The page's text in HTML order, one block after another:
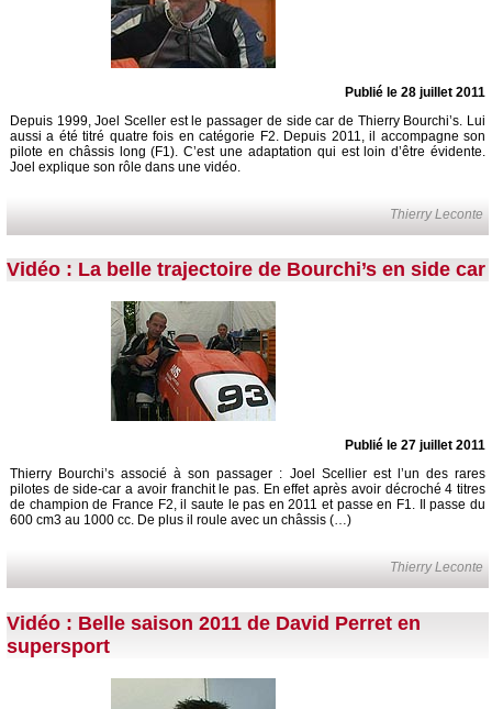
Publié le 28 juillet 2011
Depuis 1999, Joel Sceller est le passager de side car de Thierry Bourchi’s. Lui
aussi a été titré quatre fois en catégorie F2. Depuis 2011, il accompagne son
pilote en châssis long (F1). C’est une adaptation qui est loin d’être évidente.
Joel explique son rôle dans une vidéo.
Thierry Leconte
Vidéo : La belle trajectoire de Bourchi’s en side car
Publié le 27 juillet 2011
Thierry Bourchi’s associé à son passager : Joel Scellier est l’un des rares
pilotes de side-car a avoir franchit le pas. En effet après avoir décroché 4 titres
de champion de France F2, il saute le pas en 2011 et passe en F1. Il passe du
600 cm3 au 1000 cc. De plus il roule avec un châssis (…)
Thierry Leconte
Vidéo : Belle saison 2011 de David Perret en
supersport